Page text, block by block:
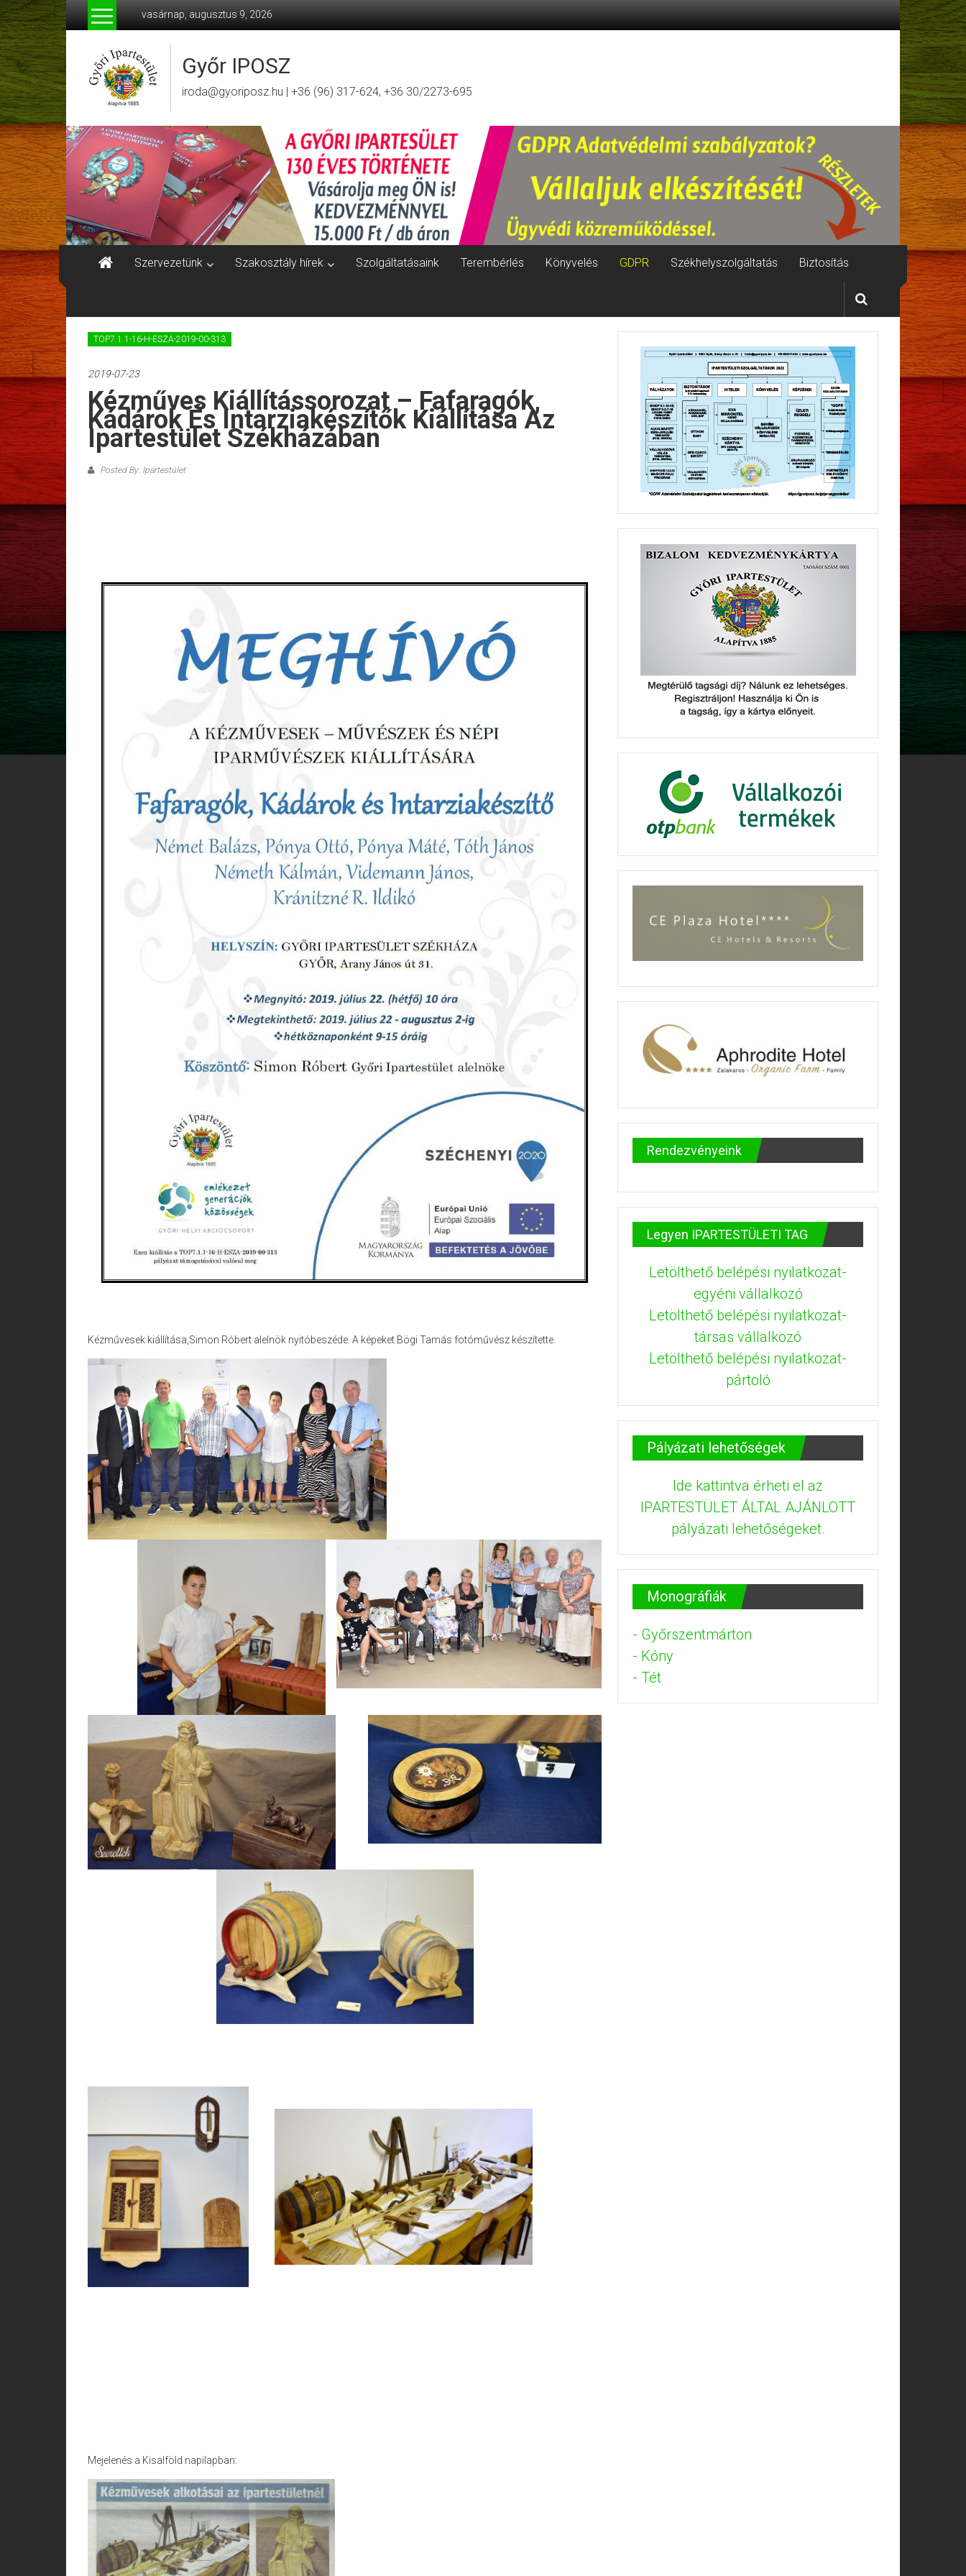
Skip
to
content
vasárnap, augusztus 9, 2026
Győr IPOSZ
iroda@gyoriposz.hu | +36 (96) 317-624, +36 30/2273-695
Szervezetünk Szakosztály hírek Szolgáltatásaink Terembérlés Könyvelés GDPR Székhelyszolgáltatás Biztosítás
TOP7.1.1-16-H-ESZA-2019-00-313
2019-07-23
Kézműves Kiállítássorozat – Fafaragók,
Kádárok És Intarziakészítők Kiállítása Az
Ipartestület Székházában
Posted By: Ipartestület
Kézművesek kiállítása,Simon Róbert alelnök nyitóbeszéde. A képeket Bögi Tamás fotóművész készítette.
Mejelenés a Kisalföld napilapban:
Rendezvényeink
Legyen IPARTESTÜLETI TAG
Letölthető belépési nyilatkozat-
egyéni vállalkozó
Letölthető belépési nyilatkozat-
társas vállalkozó
Letölthető belépési nyilatkozat-
pártoló
Pályázati lehetőségek
Ide kattintva érheti el az
IPARTESTÜLET ÁLTAL AJÁNLOTT
pályázati lehetőségeket.
Monográfiák
- Győrszentmárton
- Kóny
- Tét